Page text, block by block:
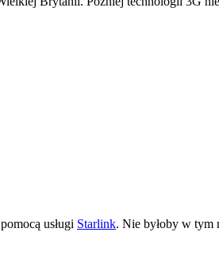
usługi Starlink. Nie byłoby w tym